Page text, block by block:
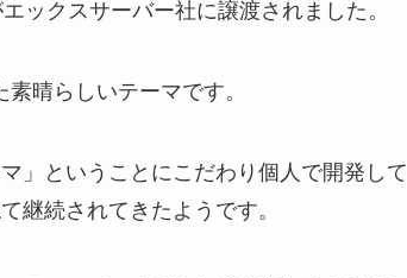
ックスサーバー社に譲渡されました。
晴らしいテーマです。
」ということにこだわり個人で開発して
継続されてきたようです。